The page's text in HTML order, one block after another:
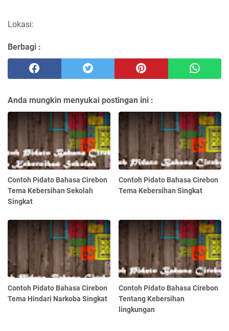
Lokasi:
Berbagi :
Anda mungkin menyukai postingan ini :
Contoh Pidato Bahasa Cirebon
Tema Kebersihan Sekolah
Singkat
Contoh Pidato Bahasa Cirebon
Tema Kebersihan Singkat
Contoh Pidato Bahasa Cirebon
Tema Hindari Narkoba Singkat
Contoh Pidato Bahasa Cirebon
Tentang Kebersihan
lingkungan